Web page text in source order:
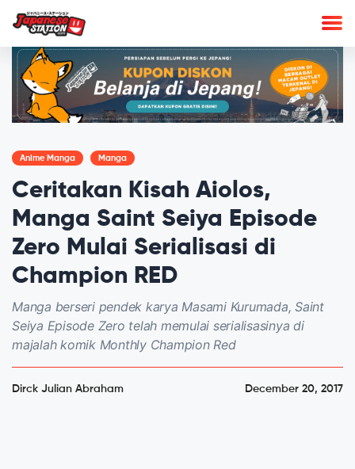
Anime Manga Manga
Ceritakan Kisah Aiolos,
Manga Saint Seiya Episode
Zero Mulai Serialisasi di
Champion RED
Manga berseri pendek karya Masami Kurumada, Saint
Seiya Episode Zero telah memulai serialisasinya di
majalah komik Monthly Champion Red
Dirck Julian Abraham December 20, 2017